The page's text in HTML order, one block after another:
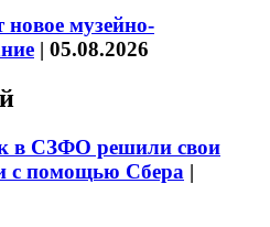
музейно-
| 05.08.2026
в СЗФО решили свои
с помощью Сбера |